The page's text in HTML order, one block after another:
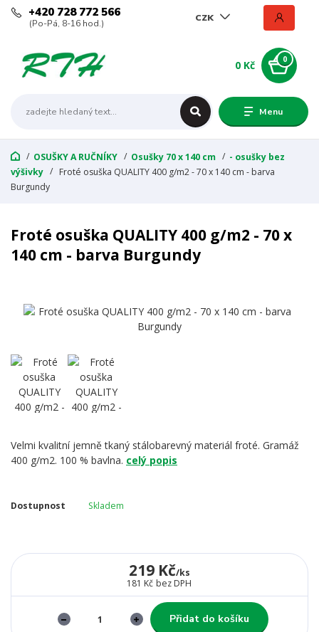
Menu
CZK
+420 728 772 566
(Po-Pá, 8-16 hod.)
0
0 Kč
OSUŠKY A RUČNÍKY Osušky 70 x 140 cm
- osušky bez
výšivky
Froté osuška QUALITY 400 g/m2 - 70 x 140 cm - barva
Burgundy
Froté osuška QUALITY 400 g/m2 - 70 x
140 cm - barva Burgundy
Velmi kvalitní jemně tkaný stálobarevný materiál froté. Gramáž
400 g/m2. 100 % bavlna. celý popis
Dostupnost Skladem
219 Kč/ks
181 Kč bez DPH
Přidat do košíku